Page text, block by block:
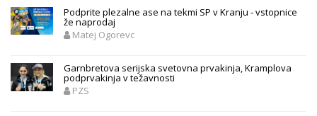
Podprite plezalne ase na tekmi SP v Kranju - vstopnice
že naprodaj
Matej Ogorevc
Garnbretova serijska svetovna prvakinja, Kramplova
podprvakinja v težavnosti
PZS